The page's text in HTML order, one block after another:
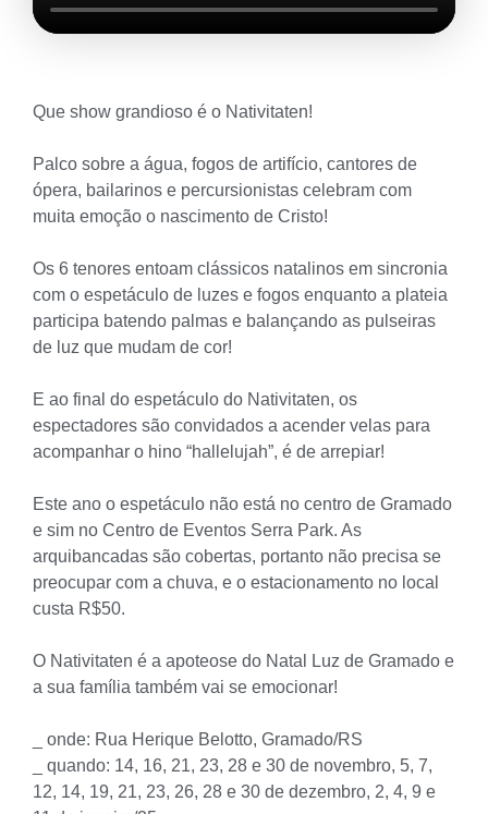
Que show grandioso é o Nativitaten!
Palco sobre a água, fogos de artifício, cantores de
ópera, bailarinos e percursionistas celebram com
muita emoção o nascimento de Cristo!
Os 6 tenores entoam clássicos natalinos em sincronia
com o espetáculo de luzes e fogos enquanto a plateia
participa batendo palmas e balançando as pulseiras
de luz que mudam de cor!
E ao final do espetáculo do Nativitaten, os
espectadores são convidados a acender velas para
acompanhar o hino “hallelujah”, é de arrepiar!
Este ano o espetáculo não está no centro de Gramado
e sim no Centro de Eventos Serra Park. As
arquibancadas são cobertas, portanto não precisa se
preocupar com a chuva, e o estacionamento no local
custa R$50.
O Nativitaten é a apoteose do Natal Luz de Gramado e
a sua família também vai se emocionar!
_ onde: Rua Herique Belotto, Gramado/RS
_ quando: 14, 16, 21, 23, 28 e 30 de novembro, 5, 7,
12, 14, 19, 21, 23, 26, 28 e 30 de dezembro, 2, 4, 9 e